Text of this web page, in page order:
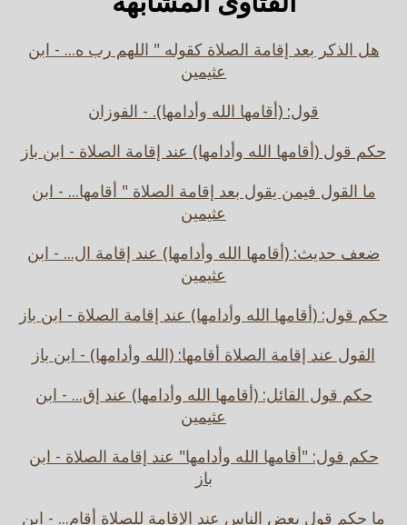
هل الذكر بعد إقامة الصلاة كقوله " اللهم رب ه... - ابن
عثيمين
قول: (أقامها الله وأدامها). - الفوزان
حكم قول (أقامها الله وأدامها) عند إقامة الصلاة - ابن باز
ما القول فيمن يقول بعد إقامة الصلاة " أقامها... - ابن
عثيمين
ضعف حديث: (أقامها الله وأدامها) عند إقامة ال... - ابن
عثيمين
حكم قول: (أقامها الله وأدامها) عند إقامة الصلاة - ابن باز
القول عند إقامة الصلاة أقامها: (الله وأدامها) - ابن باز
حكم قول القائل: (أقامها الله وأدامها) عند إق... - ابن
عثيمين
حكم قول: "أقامها الله وأدامها" عند إقامة الصلاة - ابن
باز
ما حكم قول بعض الناس عند الإقامة للصلاة أقام... - ابن